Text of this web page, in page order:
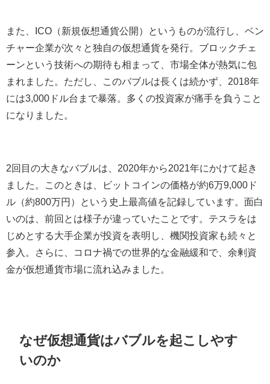
また、ICO（新規仮想通貨公開）というものが流行し、ベン
チャー企業が次々と独自の仮想通貨を発行。ブロックチェ
ーンという技術への期待も相まって、市場全体が熱気に包
まれました。ただし、このバブルは長くは続かず、2018年
には3,000ドル台まで暴落。多くの投資家が痛手を負うこと
になりました。
2回目の大きなバブルは、2020年から2021年にかけて起き
ました。このときは、ビットコインの価格が約6万9,000ド
ル（約800万円）という史上最高値を記録しています。面白
いのは、前回とは様子が違っていたことです。テスラをは
じめとする大手企業が投資を表明し、機関投資家も続々と
参入。さらに、コロナ禍での世界的な金融緩和で、余剰資
金が仮想通貨市場に流れ込みました。
なぜ仮想通貨はバブルを起こしやす
いのか